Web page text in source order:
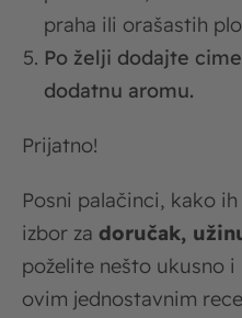
praha ili orašastih
Po želji dodajte
dodatnu aromu.
Prijatno!
Posni palačinci, kako
izbor za doručak,
poželite nešto ukusno i
ovim jednostavnim